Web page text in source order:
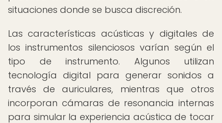
situaciones donde se busca discreción.
Las características acústicas y digitales de
los instrumentos silenciosos varían según el
tipo de instrumento. Algunos utilizan
tecnología digital para generar sonidos a
través de auriculares, mientras que otros
incorporan cámaras de resonancia internas
para simular la experiencia acústica de tocar